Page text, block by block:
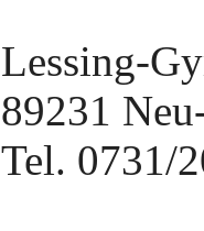
Lessing-
89231
Tel. 0731/